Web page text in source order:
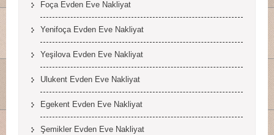
Foça Evden Eve Nakliyat
Yenifoça Evden Eve Nakliyat
Yeşilova Evden Eve Nakliyat
Ulukent Evden Eve Nakliyat
Egekent Evden Eve Nakliyat
Şemikler Evden Eve Nakliyat